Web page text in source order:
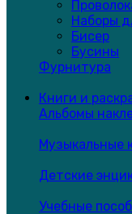
Наборы
Бисер
Бусины
Фурнитура
Книги и
Альбомы
Музыкальные
Детские
Учебные